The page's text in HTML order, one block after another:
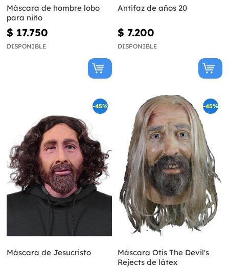
Máscara de hombre lobo
para niño
$ 17.750
DISPONIBLE
Antifaz de años 20
$ 7.200
DISPONIBLE
-45%
Máscara de Jesucristo
-45%
Máscara Otis The Devil's
Rejects de látex